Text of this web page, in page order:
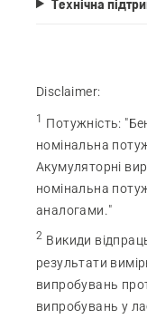
Технічна
Disclaimer:
1 Потужність:
номінальна
Акумуляторні
номінальна
аналогами."
2 Викиди
результати
випробувань
випробувань у